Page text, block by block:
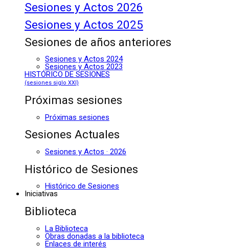
Sesiones y Actos 2026
Sesiones y Actos 2025
Sesiones de años anteriores
Sesiones y Actos 2024
Sesiones y Actos 2023
HISTÓRICO DE SESIONES
(sesiones siglo XXI)
Próximas sesiones
Próximas sesiones
Sesiones Actuales
Sesiones y Actos · 2026
Histórico de Sesiones
Histórico de Sesiones
Iniciativas
Biblioteca
La Biblioteca
Obras donadas a la biblioteca
Enlaces de interés